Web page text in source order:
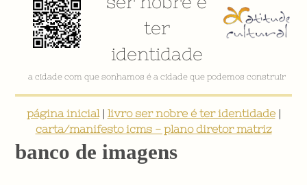
ter
identidade
a cidade com que sonhamos é a cidade que podemos construir
página inicial| livro ser nobre é ter identidade|
carta/manifesto icms - plano diretor matriz
banco de imagens